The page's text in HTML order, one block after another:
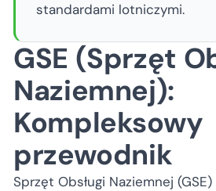
standardami lotniczymi.
GSE (Sprzęt
Naziemnej):
Kompleksowy
przewodnik
Sprzęt Obsługi Naziemnej